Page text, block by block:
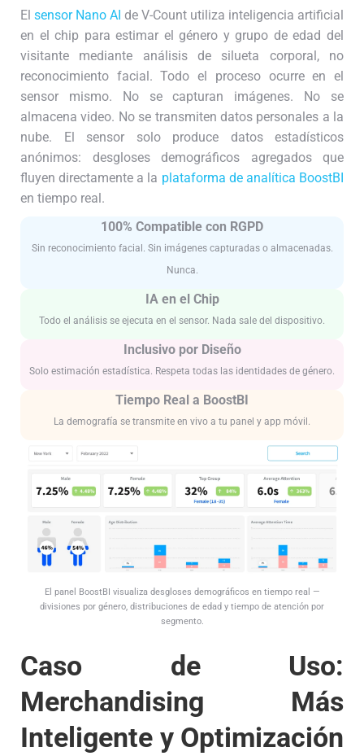
El sensor Nano AI de V-Count utiliza inteligencia artificial
en el chip para estimar el género y grupo de edad del
visitante mediante análisis de silueta corporal, no
reconocimiento facial. Todo el proceso ocurre en el
sensor mismo. No se capturan imágenes. No se
almacena video. No se transmiten datos personales a la
nube. El sensor solo produce datos estadísticos
anónimos: desgloses demográficos agregados que
fluyen directamente a la plataforma de analítica BoostBI
en tiempo real.
100% Compatible con RGPD
Sin reconocimiento facial. Sin imágenes capturadas o almacenadas.
Nunca.
IA en el Chip
Todo el análisis se ejecuta en el sensor. Nada sale del dispositivo.
Inclusivo por Diseño
Solo estimación estadística. Respeta todas las identidades de género.
Tiempo Real a BoostBI
La demografía se transmite en vivo a tu panel y app móvil.
El panel BoostBI visualiza desgloses demográficos en tiempo real —
divisiones por género, distribuciones de edad y tiempo de atención por
segmento.
Caso de Uso:
Merchandising Más
Inteligente y Optimización